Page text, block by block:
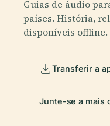
Guias de áudio
países. História,
disponíveis offline.
Transferir a
Junte-se a mais